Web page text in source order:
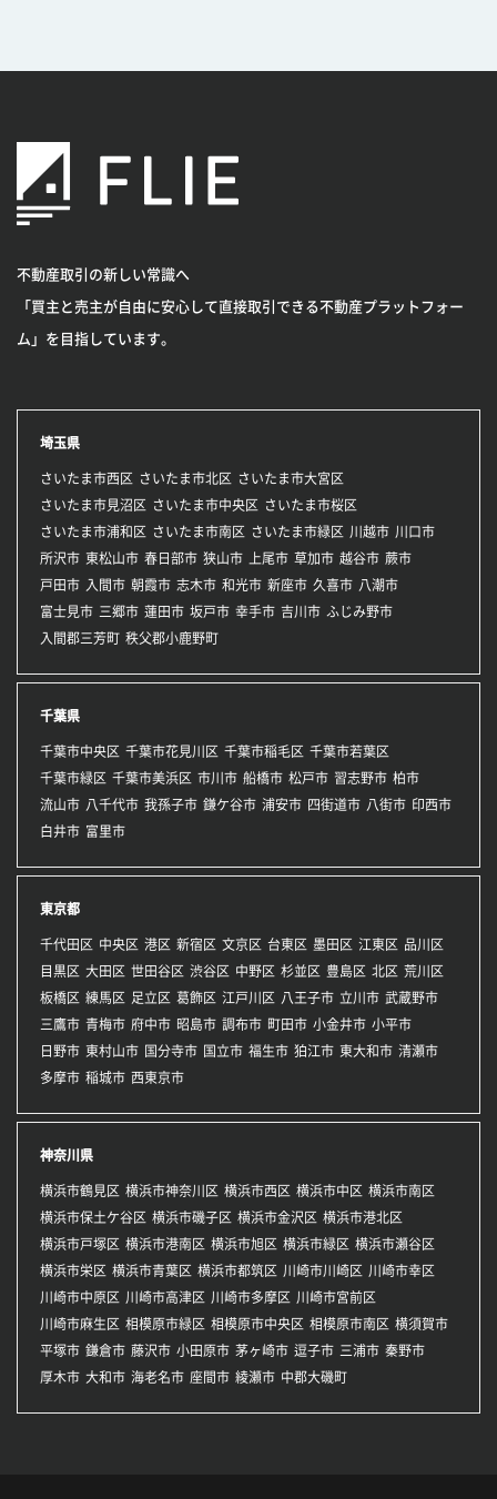
不動産取引の新しい常識へ
「買主と売主が自由に安心して直接取引できる不動産プラットフォー
ム」を目指しています。
埼玉県
さいたま市西区 さいたま市北区
さいたま市大宮区
さいたま市見沼区
さいたま市中央区
さいたま市桜区
さいたま市浦和区
さいたま市南区 さいたま市緑区 川越市 川口市
所沢市 東松山市 春日部市 狭山市 上尾市 草加市 越谷市 蕨市
戸田市 入間市 朝霞市 志木市 和光市 新座市 久喜市 八潮市
富士見市 三郷市 蓮田市 坂戸市 幸手市 吉川市 ふじみ野市
入間郡三芳町 秩父郡小鹿野町
千葉県
千葉市中央区 千葉市花見川区 千葉市稲毛区 千葉市若葉区
千葉市緑区 千葉市美浜区 市川市 船橋市 松戸市 習志野市 柏市
流山市 八千代市 我孫子市 鎌ケ谷市 浦安市 四街道市 八街市 印西市
白井市 富里市
東京都
千代田区 中央区 港区 新宿区 文京区 台東区 墨田区 江東区 品川区
目黒区 大田区 世田谷区 渋谷区 中野区 杉並区 豊島区 北区 荒川区
板橋区 練馬区 足立区 葛飾区 江戸川区 八王子市 立川市 武蔵野市
三鷹市 青梅市 府中市 昭島市 調布市 町田市 小金井市 小平市
日野市 東村山市 国分寺市 国立市 福生市 狛江市 東大和市 清瀬市
多摩市 稲城市 西東京市
神奈川県
横浜市鶴見区 横浜市神奈川区 横浜市西区 横浜市中区 横浜市南区
横浜市保土ケ谷区 横浜市磯子区 横浜市金沢区 横浜市港北区
横浜市戸塚区 横浜市港南区 横浜市旭区 横浜市緑区 横浜市瀬谷区
横浜市栄区 横浜市青葉区 横浜市都筑区 川崎市川崎区 川崎市幸区
川崎市中原区 川崎市高津区 川崎市多摩区 川崎市宮前区
川崎市麻生区 相模原市緑区 相模原市中央区 相模原市南区 横須賀市
平塚市 鎌倉市 藤沢市 小田原市 茅ヶ崎市 逗子市 三浦市 秦野市
厚木市 大和市 海老名市 座間市 綾瀬市 中郡大磯町